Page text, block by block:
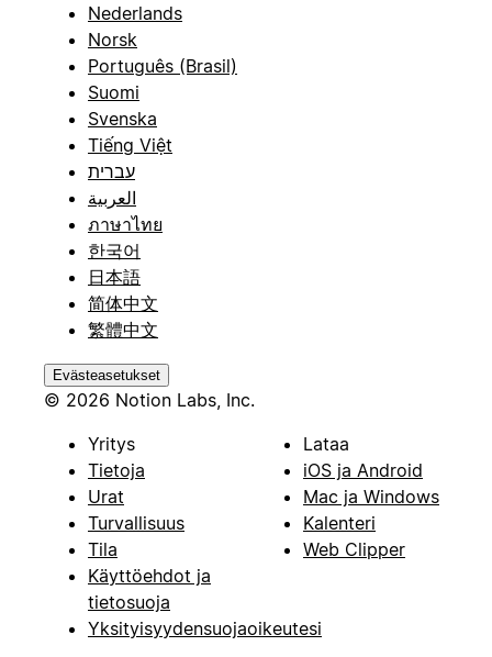
Nederlands
Norsk
Português (Brasil)
Suomi
Svenska
Tiếng Việt
עברית
العربية
ภาษาไทย
한국어
日本語
简体中文
繁體中文
Evästeasetukset
© 2026 Notion Labs, Inc.
Yritys
Tietoja
Urat
Turvallisuus
Tila
Käyttöehdot ja
tietosuoja
Yksityisyydensuojaoikeutesi
Lataa
iOS ja Android
Mac ja Windows
Kalenteri
Web Clipper